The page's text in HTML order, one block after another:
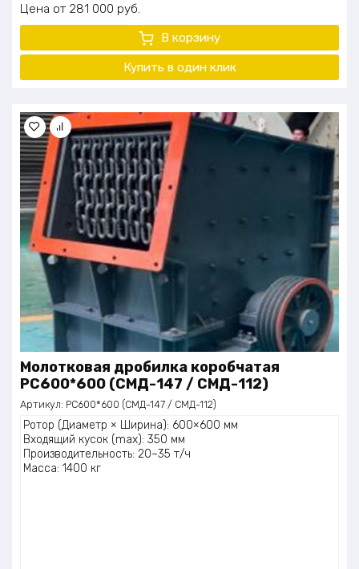
Цена 281 000 руб.
В корзину
Купить в один клик
Молотковая дробилка коробчатая
PC600*600 (СМД-147 / СМД-112)
Артикул: PC600*600 (СМД-147 / СМД-112)
Ротор (Диаметр × Ширина): 600×600 мм
Входящий кусок (max): 350 мм
Производительность: 20–35 т/ч
Масса: 1400 кг